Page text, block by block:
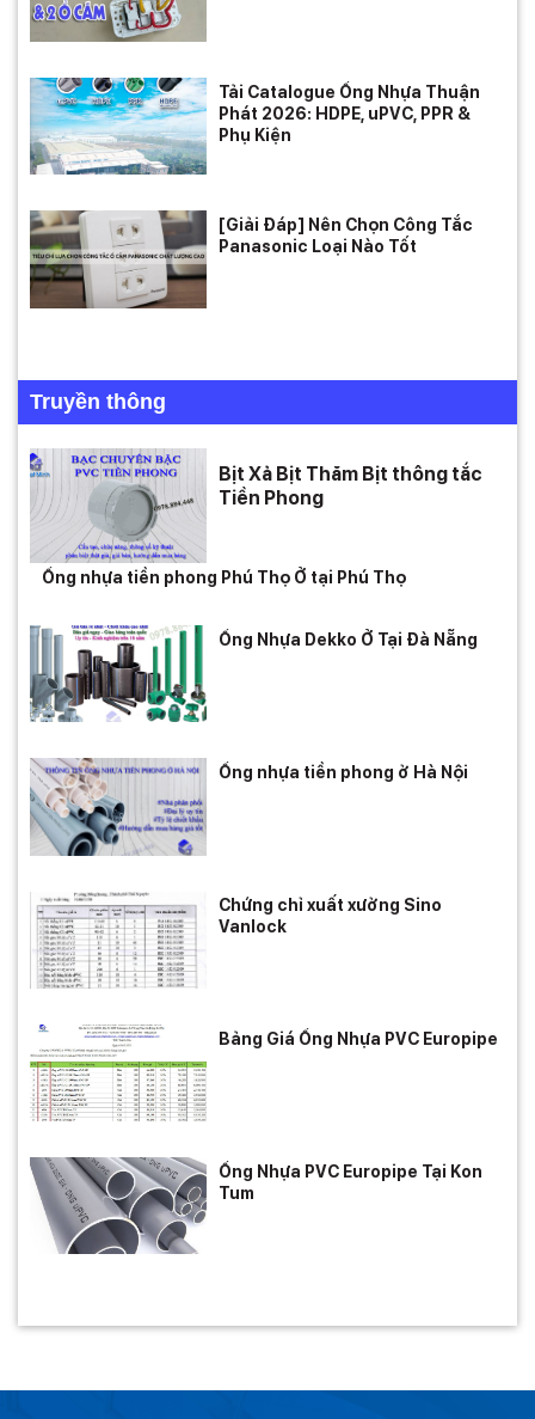
Tải Catalogue Ống Nhựa Thuận
Phát 2026: HDPE, uPVC, PPR &
Phụ Kiện
[Giải Đáp] Nên Chọn Công Tắc
Panasonic Loại Nào Tốt
Truyền thông
Bịt Xả Bịt Thăm Bịt thông tắc
Tiền Phong
Ống nhựa tiền phong Phú Thọ Ở tại Phú Thọ
Ống Nhựa Dekko Ở Tại Đà Nẵng
Ống nhựa tiền phong ở Hà Nội
Chứng chỉ xuất xưởng Sino
Vanlock
Bảng Giá Ống Nhựa PVC Europipe
Ống Nhựa PVC Europipe Tại Kon
Tum